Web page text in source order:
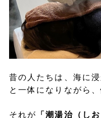
昔の人たちは、海に
と一体になりながら
それが 「潮湯治（し